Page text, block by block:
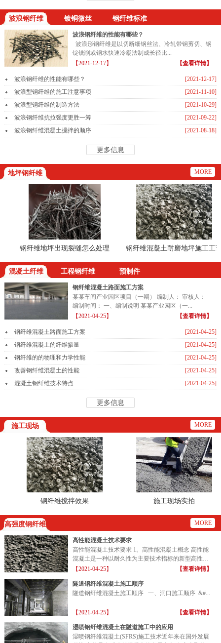
波浪钢纤维 镀铜微丝 钢纤维标准
波浪钢纤维的性能有哪些？
波浪形钢纤维是以切断细钢丝法、冷轧带钢剪切、钢
锭铣削或钢水快速冷凝法制成长径比...
【2021-12-17】
【查看详情】
[2021-12-17]
波浪钢纤维的性能有哪些？
[2021-11-10]
波浪型钢纤维的施工注意事项
[2021-10-29]
波浪型钢纤维的制造方法
[2021-09-22]
波浪钢纤维抗拉强度更胜一筹
[2021-08-18]
波浪钢纤维混凝土搅拌的顺序
更多信息
地坪钢纤维 MORE
钢纤维地坪出现裂缝怎么处理 钢纤维混凝土耐磨地坪施工工艺
混凝土纤维 工程钢纤维 预制件
钢纤维混凝土路面施工方案
某某车间产业园区项目（一期） 编制人： 审核人：
编制时间： 一、编制说明 某某产业园区（一...
【2021-04-25】
【查看详情】
[2021-04-25]
钢纤维混凝土路面施工方案
[2021-04-25]
钢纤维混凝土的纤维掺量
[2021-04-25]
钢纤维的的物理和力学性能
[2021-04-25]
改善钢纤维混凝土的性能
[2021-04-25]
混凝土钢纤维技术特点
更多信息
施工现场 MORE
钢纤维搅拌效果 施工现场实拍
高强度钢纤维 MORE
高性能混凝土技术要求
高性能混凝土技术要求 1。高性能混凝土概念 高性能
混凝土是一种以耐久性为主要技术指标的新型高性能
混凝土...
【2021-04-25】 【查看详情】
隧道钢纤维混凝土施工顺序
隧道钢纤维混凝土施工顺序 一、洞口施工顺序 &#...
【2021-04-25】 【查看详情】
湿喷钢纤维混凝土在隧道施工中的应用
湿喷钢纤维混凝土(SFRS)施工技术近年来在国外发展